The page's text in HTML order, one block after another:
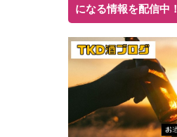
になる情報を配信中！